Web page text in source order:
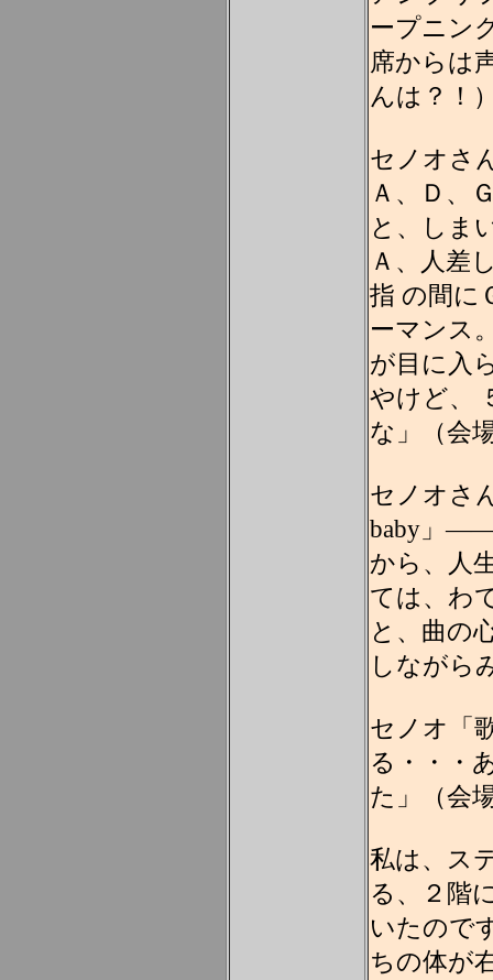
ープニン
席からは
んは？！
セノオさ
Ａ、Ｄ、
と、しま
Ａ、人差
指 の間に
ーマンス
が目に入
やけど、
な」（会
セノオさ
baby」――
から、人
ては、わ
と、曲の
しながら
セノオ「
る・・・
た」（会
私は、ス
る、２階
いたので
ちの体が